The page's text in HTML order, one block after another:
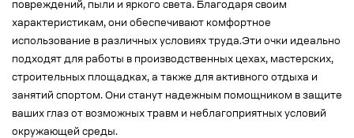
повреждений, пыли и яркого света. Благодаря своим
характеристикам, они обеспечивают комфортное
использование в различных условиях труда.Эти очки идеально
подходят для работы в производственных цехах, мастерских,
строительных площадках, а также для активного отдыха и
занятий спортом. Они станут надежным помощником в защите
ваших глаз от возможных травм и неблагоприятных условий
окружающей среды.